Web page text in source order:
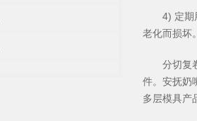
4) 定期
老化而损坏。
分切复
件。安抚奶
多层模具产